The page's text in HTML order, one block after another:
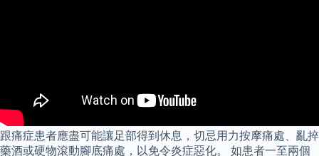
跟痛症患者應盡可能讓足部得到休息，切忌用力按摩痛處、亂捽
藥酒或硬物滾動腳底痛處，以免令炎症惡化。 如患者一至兩個